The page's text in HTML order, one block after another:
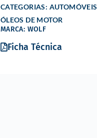
CATEGORIAS: AUTOMÓVEIS
ÓLEOS DE MOTOR
MARCA: WOLF
Ficha Técnica